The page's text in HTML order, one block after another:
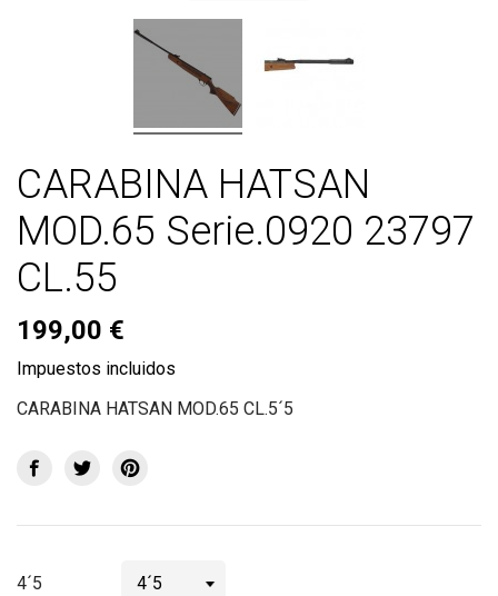
CARABINA HATSAN
MOD.65 Serie.0920 23797
CL.55
199,00 €
Impuestos incluidos
CARABINA HATSAN MOD.65 CL.5´5
4´5